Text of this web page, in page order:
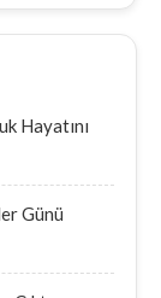
Hayatını
Günü